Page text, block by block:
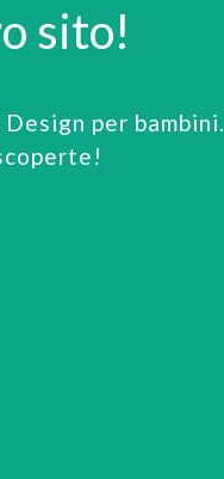
sito!
per bambini.